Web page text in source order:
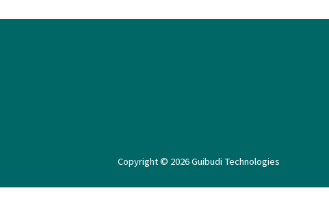
Copyright © 2026Guibudi Technologies